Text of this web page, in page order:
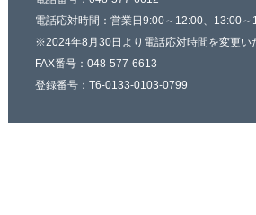
電話応対時間：営業日9:00～12:00、13:00～
※2024年8月30日より電話応対時間を変更い
FAX番号：048-577-6613
登録番号：T6-0133-0103-0799